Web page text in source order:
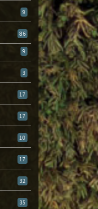
9
86
9
3
17
17
10
17
32
35